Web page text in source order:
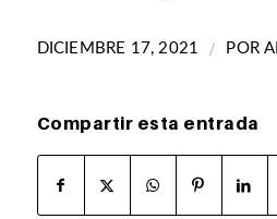
DICIEMBRE 17, 2021 / POR
Compartir esta entrada